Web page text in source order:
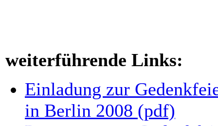
weiterführende Links:
Einladung zur
in Berlin 2008 (pdf)